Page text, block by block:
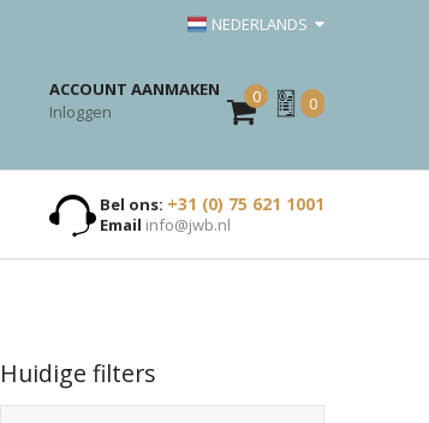
NEDERLANDS
ACCOUNT AANMAKEN
Inloggen
0
Mijn
Offerte
0
Bel ons: +31 (0) 75 621 1001
Email info@jwb.nl
Huidige filters